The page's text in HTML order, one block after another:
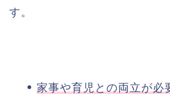
す。
家事や育児との両立が必